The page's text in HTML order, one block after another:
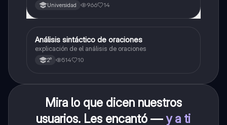
Universidad 966 14
Lengua
Análisis sintáctico de oraciones
explicación de el análisis de oraciones
2° 514 10
Mira lo que dicen nuestros
usuarios. Les encantó —y a ti